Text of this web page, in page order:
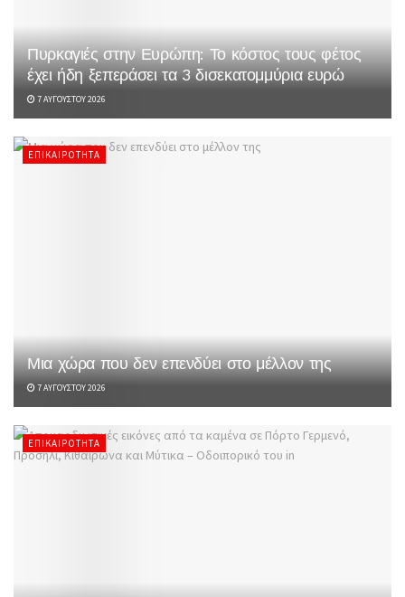
Πυρκαγιές στην Ευρώπη: Το κόστος τους φέτος
έχει ήδη ξεπεράσει τα 3 δισεκατομμύρια ευρώ
7 ΑΥΓΟΎΣΤΟΥ 2026
ΕΠΙΚΑΙΡΌΤΗΤΑ
Μια χώρα που δεν επενδύει στο μέλλον της
7 ΑΥΓΟΎΣΤΟΥ 2026
ΕΠΙΚΑΙΡΌΤΗΤΑ